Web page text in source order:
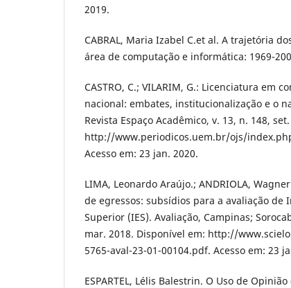
2019.
CABRAL, Maria Izabel C.et al. A trajetória
área de computação e informática: 1969-
CASTRO, C.; VILARIM, G.: Licenciatura em
nacional: embates, institucionalização e o
Revista Espaço Acadêmico, v. 13, n. 148,
http://www.periodicos.uem.br/ojs/
Acesso em: 23 jan. 2020.
LIMA, Leonardo Araújo.; ANDRIOLA,
de egressos: subsídios para a avaliação de
Superior (IES). Avaliação, Campinas;
mar. 2018. Disponível em: http://
5765-aval-23-01-00104.pdf. Acesso em: 23
ESPARTEL, Lélis Balestrin. O Uso de